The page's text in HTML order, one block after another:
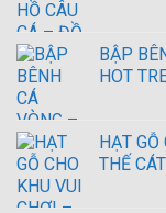
BẬP
HOT
HẠT
THẾ